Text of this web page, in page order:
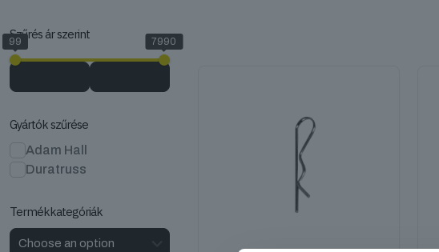
Szűrés ár szerint
99 7990
Gyártók szűrése
Adam Hall
Duratruss
Termékkategóriák